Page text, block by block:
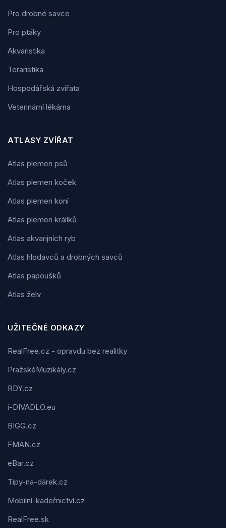
Pro drobné savce
Pro ptáky
Akvaristika
Teraristika
Hospodářská zvířata
Veterinární lékárna
ATLASY ZVÍŘAT
Atlas plemen psů
Atlas plemen koček
Atlas plemen koní
Atlas plemen králíků
Atlas akvarijních ryb
Atlas hlodavců a drobných savců
Atlas papoušků
Atlas želv
UŽITEČNÉ ODKAZY
RealFree.cz - opravdu bez realitky
PražskéMuzikály.cz
RDY.cz
i-DIVADLO.eu
BIGG.cz
FMAN.cz
eBar.cz
Tipy-na-dárek.cz
Mobilní-kadeřnictví.cz
RealFree.sk